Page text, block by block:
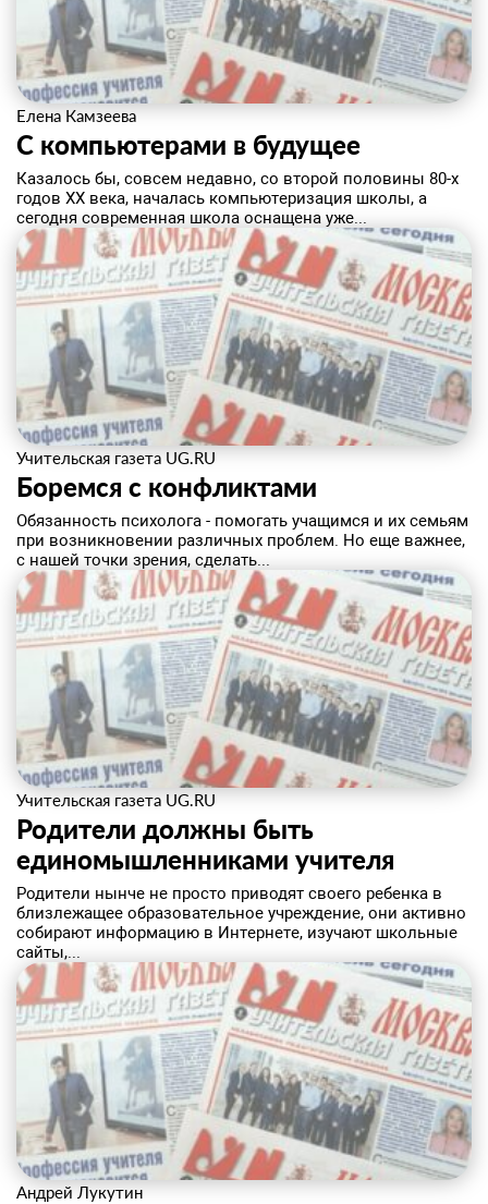
Елена Камзеева
С компьютерами в будущее
​Казалось бы, совсем недавно, со второй половины 80-х
годов XX века, началась компьютеризация школы, а
сегодня современная школа оснащена уже...
Учительская газета UG.RU
Боремся с конфликтами
​Обязанность психолога - помогать учащимся и их семьям
при возникновении различных проблем. Но еще важнее,
с нашей точки зрения, сделать...
Учительская газета UG.RU
Родители должны быть
единомышленниками учителя
​Родители нынче не просто приводят своего ребенка в
близлежащее образовательное учреждение, они активно
собирают информацию в Интернете, изучают школьные
сайты,...
Андрей Лукутин